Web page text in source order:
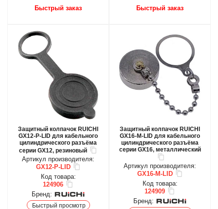
Быстрый заказ Быстрый заказ
Защитный колпачок RUICHI
GX12-P-LID для кабельного
цилиндрического разъёма
серии GX12, резиновый
Артикул производителя:
GX12-P-LID
Код товара:
124906
Бренд:
Быстрый просмотр
Защитный колпачок RUICHI
GX16-M-LID для кабельного
цилиндрического разъёма
серии GX16, металлический
Артикул производителя:
GX16-M-LID
Код товара:
124909
Бренд: